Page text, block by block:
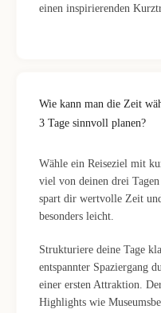
einen inspirierenden
Wie kann man die Zeit
3 Tage sinnvoll planen?
Wähle ein Reiseziel mit
viel von deinen drei
spart dir wertvolle Zeit
besonders leicht.
Strukturiere deine Tage
entspannter Spaziergang
einer ersten Attraktion.
Highlights wie